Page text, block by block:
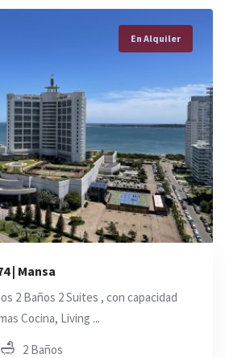
En Alquiler
| Mansa
2 Baños 2 Suites , con capacidad
Cocina, Living ...
2 Baños